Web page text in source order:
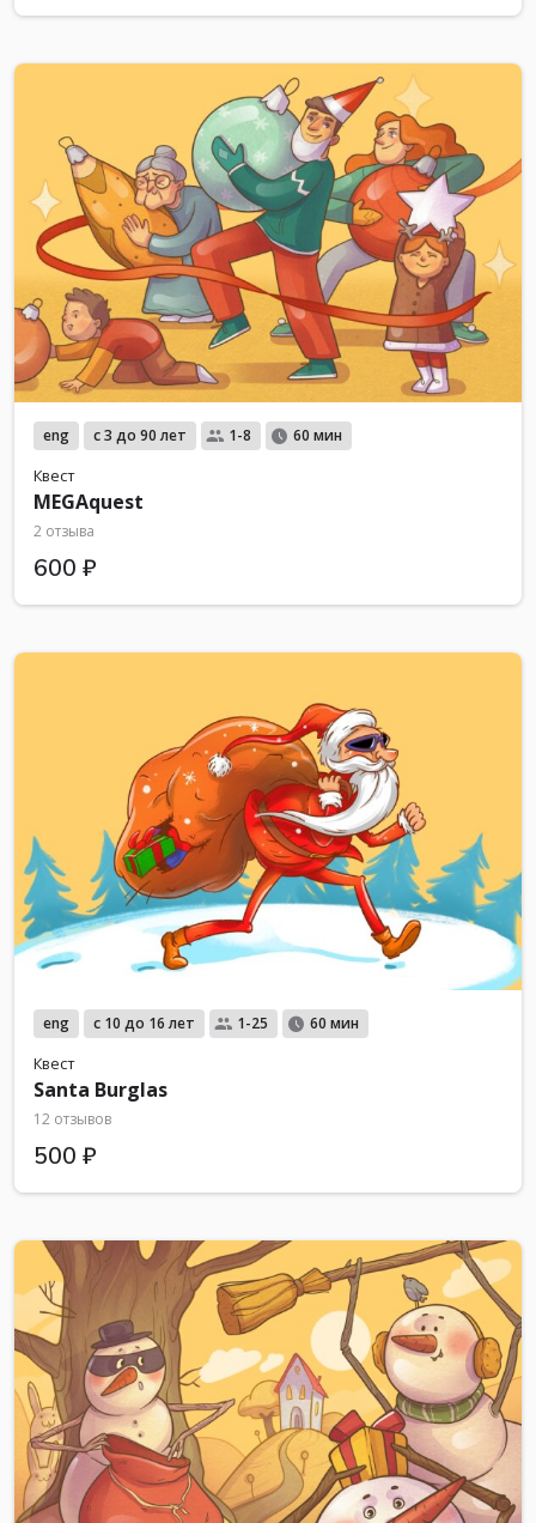
eng с 3 до 90 лет 1-8 60 мин
Квест
MEGAquest
2 отзыва
600 ₽
eng с 10 до 16 лет 1-25 60 мин
Квест
Santa Burglas
12 отзывов
500 ₽